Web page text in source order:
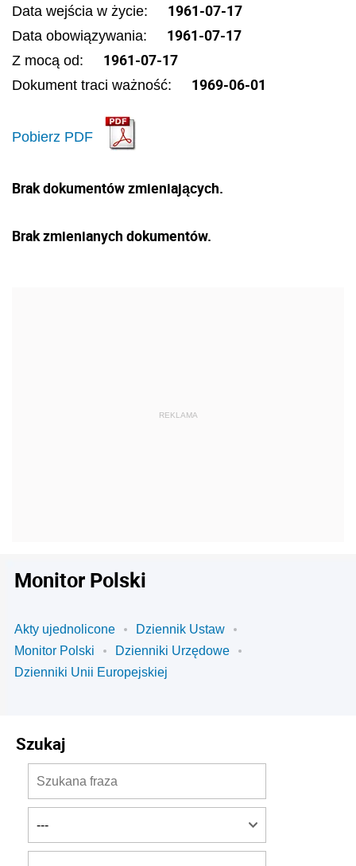
Data wejścia w życie: 1961-07-17
Data obowiązywania: 1961-07-17
Z mocą od: 1961-07-17
Dokument traci ważność: 1969-06-01
Pobierz PDF
Brak dokumentów zmieniających.
Brak zmienianych dokumentów.
Monitor Polski
Akty ujednolicone
Dziennik Ustaw
Monitor Polski
Dzienniki Urzędowe
Dzienniki Unii Europejskiej
Szukaj